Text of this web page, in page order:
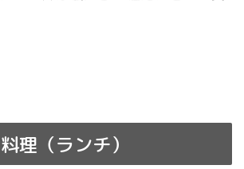
理（ランチ）